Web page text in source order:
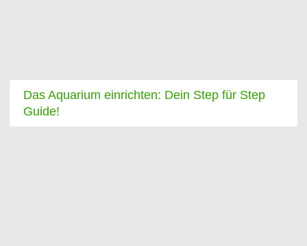
Das Aquarium einrichten: Dein Step für Step
Guide!